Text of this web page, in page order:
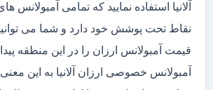
آلانیا استفاده نمایید که تمامی آمبولانس
نقاط تحت پوشش خود دارد و شما می
قیمت آمبولانس ارزان را در این منطقه
آمبولانس خصوصی ارزان آلانیا به این